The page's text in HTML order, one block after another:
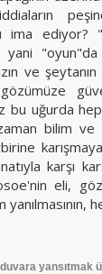
ima ediyor?
"oyun"da
ve
bu uğurda
bilim
karşı
eli,
yansıtmak